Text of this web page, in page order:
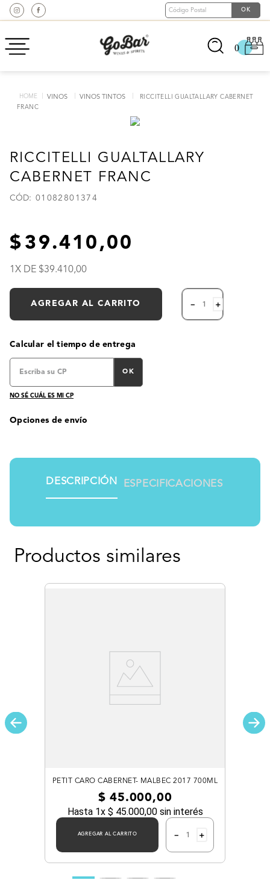
0
VINOS VINOS TINTOS
RICCITELLI GUALTALLARY CABERNET
FRANC
RICCITELLI GUALTALLARY
CABERNET FRANC
: 01082801374
39.410,00
1 X DE 39.410,00
AGREGAR AL CARRITO ＋
－
Calcular el tiempo de entrega
OK
NO SÉ CUÁL ES MI CP
Opciones de envío
DESCRIPCIÓN ESPECIFICACIONES
Productos similares
PETIT CARO CABERNET- MALBEC 2017 700ML
$ 45.000,00
Hasta 1x $ 45.000,00sin interés
AGREGAR AL CARRITO ＋
－